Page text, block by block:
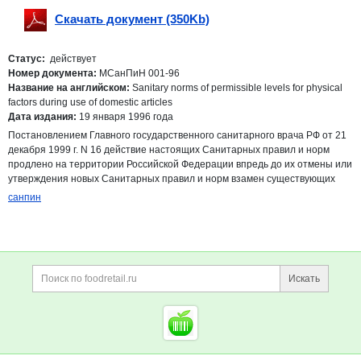
Скачать документ (350Kb)
Статус: действует
Номер документа: МСанПиН 001-96
Название на английском: Sanitary norms of permissible levels for physical
factors during use of domestic articles
Дата издания: 19 января 1996 года
Постановлением Главного государственного санитарного врача РФ от 21
декабря 1999 г. N 16 действие настоящих Санитарных правил и норм
продлено на территории Российской Федерации впредь до их отмены или
утверждения новых Санитарных правил и норм взамен существующих
санпин
Дополнительная информация
Поиск по сайту и
Искать
Cсылки на полезные
Foodretail.ru
— продукты